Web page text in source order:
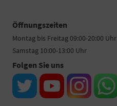
Öffnungszeiten
Montag bis Freitag 09:00-20:00 Uhr
Samstag 10:00-13:00 Uhr
Folgen Sie uns